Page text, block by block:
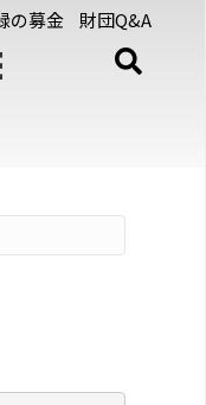
の募金 財団Q&A